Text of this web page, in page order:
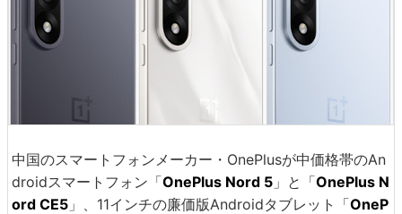
中国のスマートフォンメーカー・OnePlusが中価格帯のAn
droidスマートフォン「OnePlus Nord 5 」と「OnePlus N
ord CE5 」、11インチの廉価版Androidタブレット「OneP